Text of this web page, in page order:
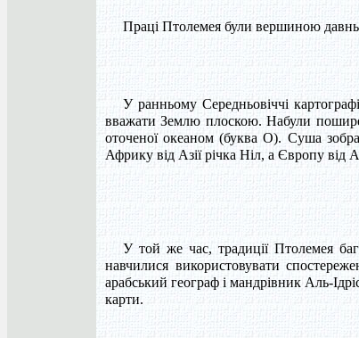
Праці Птолемея були вершиною
У ранньому Середньовіччі
вважати Землю плоскою. Набули
оточеної океаном (буква О). Суша
Африку від Азії річка Ніл, а Європу від
У той же час, традиції Птолемея
навчилися використовувати
арабський географ і мандрівник Аль-
карти.